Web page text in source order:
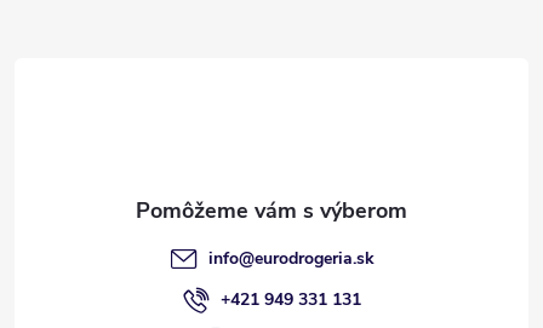
info@eurodrogeria.sk
+421 949 331 131